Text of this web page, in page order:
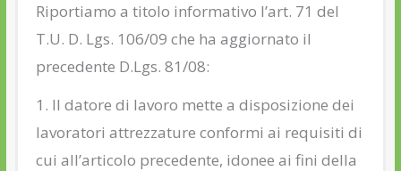
Riportiamo a titolo informativo l’art. 71 del
T.U. D. Lgs. 106/09 che ha aggiornato il
precedente D.Lgs. 81/08:
1. Il datore di lavoro mette a disposizione dei
lavoratori attrezzature conformi ai requisiti di
cui all’articolo precedente, idonee ai fini della